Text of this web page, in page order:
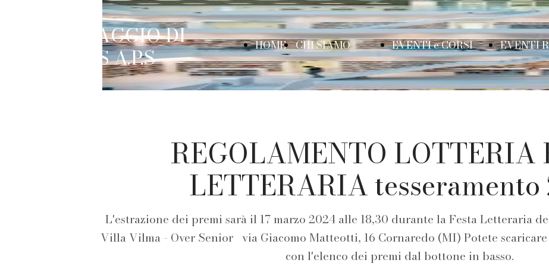
HOME CHI SIAMO
viaggio di
Metis
EVENTI e CORSI
DIZIONE
TEATRANDO
EVENTI
IL VIAGGIO DI
METIS A.P.S
REGOLAMENTO LOTTERIA
LETTERARIA
L'estrazione dei premi sarà il 17 marzo 2024 alle 18,30 durante la Festa Letteraria
Villa Vilma - Over Senior via Giacomo Matteotti, 16 Cornaredo (MI) Potete
con l'elenco dei premi dal bottone in basso.